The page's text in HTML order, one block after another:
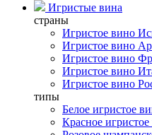
Игристые вина
страны
Игристое вино
Игристое вино
Игристое вино
Игристое вино
Игристое вино
типы
Белое игристое
Красное